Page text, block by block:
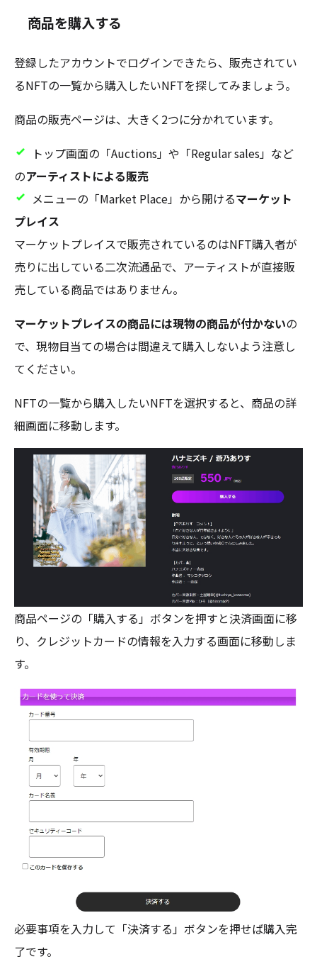
商品を購入する
登録したアカウントでログインできたら、販売されてい
るNFTの一覧から購入したいNFTを探してみましょう。
商品の販売ページは、大きく2つに分かれています。
トップ画面の「Auctions」や「Regular sales」など
のアーティストによる販売
メニューの「Market Place」から開けるマーケット
プレイス
マーケットプレイスで販売されているのはNFT購入者が
売りに出している二次流通品で、アーティストが直接販
売している商品ではありません。
マーケットプレイスの商品には現物の商品が付かないの
で、現物目当ての場合は間違えて購入しないよう注意し
てください。
NFTの一覧から購入したいNFTを選択すると、商品の詳
細画面に移動します。
商品ページの「購入する」ボタンを押すと決済画面に移
り、クレジットカードの情報を入力する画面に移動しま
す。
必要事項を入力して「決済する」ボタンを押せば購入完
了です。